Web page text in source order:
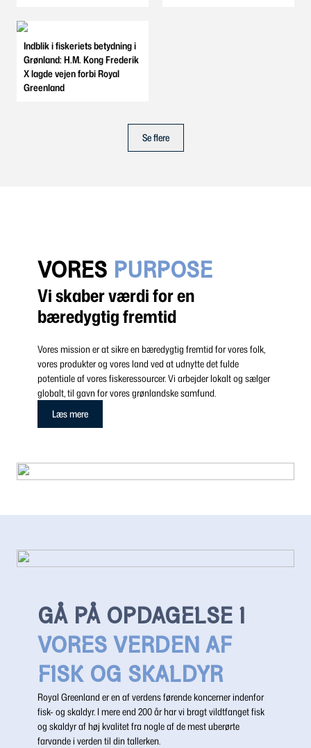
Indblik i fiskeriets betydning i
Grønland: H.M. Kong Frederik
X lagde vejen forbi Royal
Greenland
Se flere
VORES PURPOSE
Vi skaber værdi for en
bæredygtig fremtid
Vores mission er at sikre en bæredygtig fremtid for vores folk,
vores produkter og vores land ved at udnytte det fulde
potentiale af vores fiskeressourcer. Vi arbejder lokalt og sælger
globalt, til gavn for vores grønlandske samfund.
Læs mere
GÅ PÅ OPDAGELSE I
VORES VERDEN AF
FISK OG SKALDYR
Royal Greenland er en af verdens førende koncerner indenfor
fisk- og skaldyr. I mere end 200 år har vi bragt vildtfanget fisk
og skaldyr af høj kvalitet fra nogle af de mest uberørte
farvande i verden til din tallerken.